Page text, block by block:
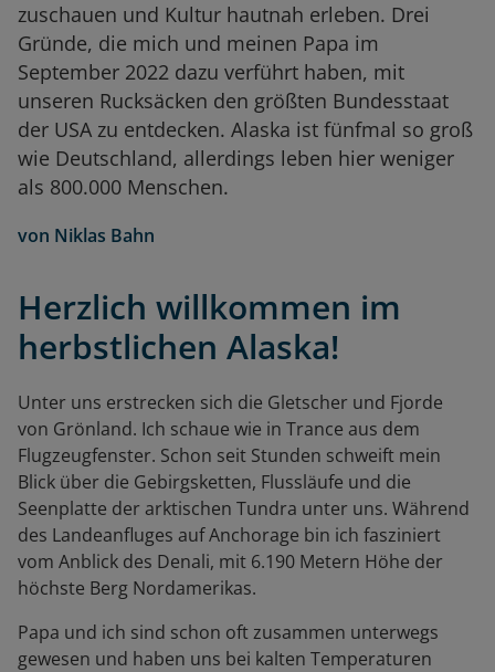
zuschauen und Kultur hautnah erleben. Drei
Gründe, die mich und meinen Papa im
September 2022 dazu verführt haben, mit
unseren Rucksäcken den größten Bundesstaat
der USA zu entdecken. Alaska ist fünfmal so groß
wie Deutschland, allerdings leben hier weniger
als 800.000 Menschen.
von Niklas Bahn
Herzlich willkommen im
herbstlichen Alaska!
Unter uns erstrecken sich die Gletscher und Fjorde
von Grönland. Ich schaue wie in Trance aus dem
Flugzeugfenster. Schon seit Stunden schweift mein
Blick über die Gebirgsketten, Flussläufe und die
Seenplatte der arktischen Tundra unter uns. Während
des Landeanfluges auf Anchorage bin ich fasziniert
vom Anblick des Denali, mit 6.190 Metern Höhe der
höchste Berg Nordamerikas.
Papa und ich sind schon oft zusammen unterwegs
gewesen und haben uns bei kalten Temperaturen